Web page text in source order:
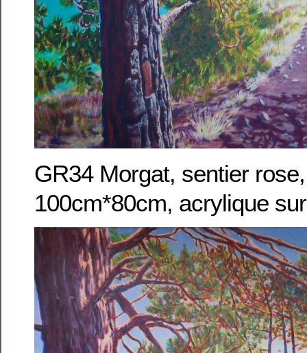
GR34 Morgat, sentier
100cm*80cm, acrylique